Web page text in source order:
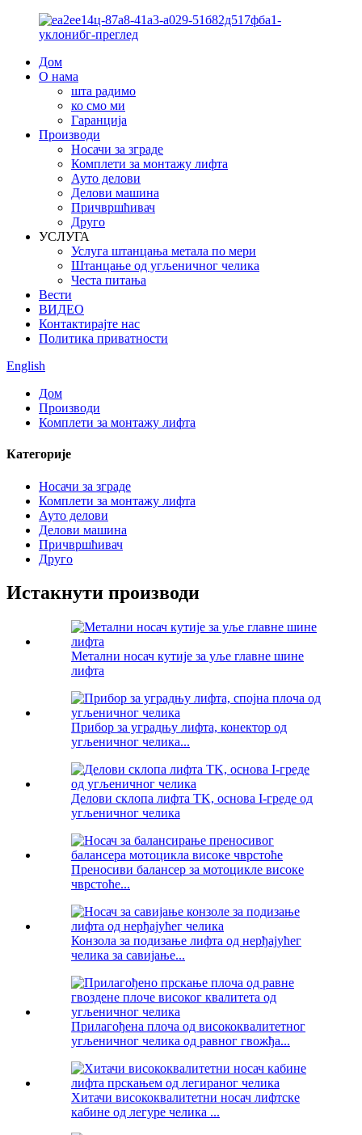
Дом
О нама
шта радимо
ко смо ми
Гаранција
Производи
Носачи за зграде
Комплети за монтажу лифта
Ауто делови
Делови машина
Причвршћивач
Друго
УСЛУГА
Услуга штанцања метала по мери
Штанцање од угљеничног челика
Честа питања
Вести
ВИДЕО
Контактирајте нас
Политика приватности
English
Дом
Производи
Комплети за монтажу лифта
Категорије
Носачи за зграде
Комплети за монтажу лифта
Ауто делови
Делови машина
Причвршћивач
Друго
Истакнути производи
Метални носач кутије за уље главне шине
лифта
Прибор за уградњу лифта, конектор од
угљеничног челика...
Делови склопа лифта TK, основа I-греде од
угљеничног челика
Преносиви балансер за мотоцикле високе
чврстоће...
Конзола за подизање лифта од нерђајућег
челика за савијање...
Прилагођена плоча од висококвалитетног
угљеничног челика од равног гвожђа...
Хитачи висококвалитетни носач лифтске
кабине од легуре челика ...